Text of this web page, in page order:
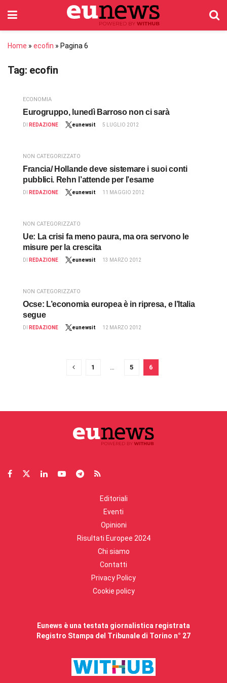
Home » ecofin » Pagina 6
Tag: ecofin
ECONOMIA
Eurogruppo, lunedì Barroso non ci sarà
DI REDAZIONE eunewsit 5 LUGLIO 2012
NON CATEGORIZZATO
Francia/ Hollande deve sistemare i suoi conti
pubblici. Rehn l’attende per l’esame
DI REDAZIONE eunewsit 11 MAGGIO 2012
NON CATEGORIZZATO
Ue: La crisi fa meno paura, ma ora servono le
misure per la crescita
DI REDAZIONE eunewsit 13 MARZO 2012
NON CATEGORIZZATO
Ocse: L’economia europea è in ripresa, e l’Italia
segue
DI REDAZIONE eunewsit 12 MARZO 2012
1 5 6
Editoriali
Eventi
Opinioni
Risultati Europee 2024
Chi siamo
Contatti
Privacy Policy
Cookie policy
Eunews è una testata giornalistica registrata
Registro Stampa del Tribunale di Torino n° 27